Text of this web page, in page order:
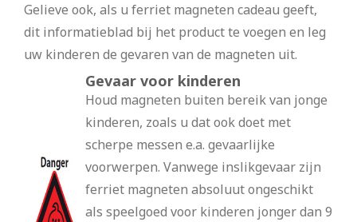
Gelieve ook, als u ferriet magneten cadeau geeft,
dit informatieblad bij het product te voegen en leg
uw kinderen de gevaren van de magneten uit.
Gevaar voor kinderen
Houd magneten buiten bereik van jonge
kinderen, zoals u dat ook doet met
scherpe messen e.a. gevaarlijke
voorwerpen. Vanwege inslikgevaar zijn
ferriet magneten absoluut ongeschikt
als speelgoed voor kinderen jonger dan 9